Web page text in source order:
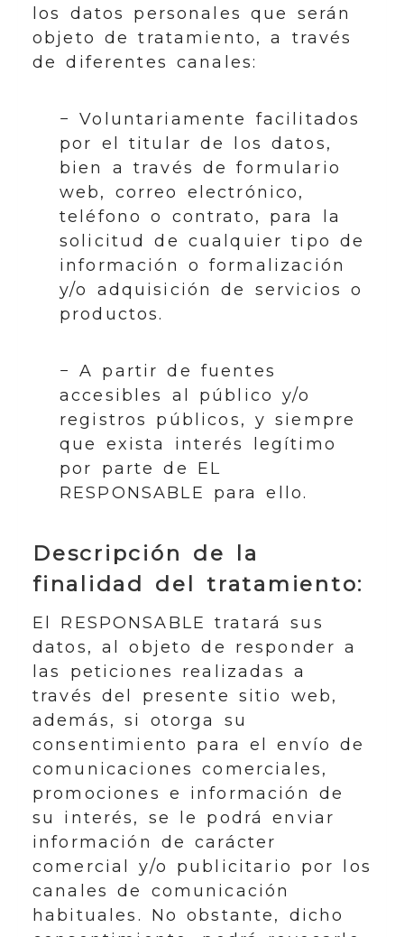
los datos personales que serán
objeto de tratamiento, a través
de diferentes canales:
− Voluntariamente facilitados
por el titular de los datos,
bien a través de formulario
web, correo electrónico,
teléfono o contrato, para la
solicitud de cualquier tipo de
información o formalización
y/o adquisición de servicios o
productos.
− A partir de fuentes
accesibles al público y/o
registros públicos, y siempre
que exista interés legítimo
por parte de EL
RESPONSABLE para ello.
Descripción de la
finalidad del tratamiento:
El RESPONSABLE tratará sus
datos, al objeto de responder a
las peticiones realizadas a
través del presente sitio web,
además, si otorga su
consentimiento para el envío de
comunicaciones comerciales,
promociones e información de
su interés, se le podrá enviar
información de carácter
comercial y/o publicitario por los
canales de comunicación
habituales. No obstante, dicho